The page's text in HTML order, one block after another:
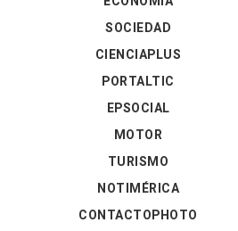
SOCIEDAD
CIENCIAPLUS
PORTALTIC
EPSOCIAL
MOTOR
TURISMO
NOTIMÉRICA
CONTACTOPHOTO